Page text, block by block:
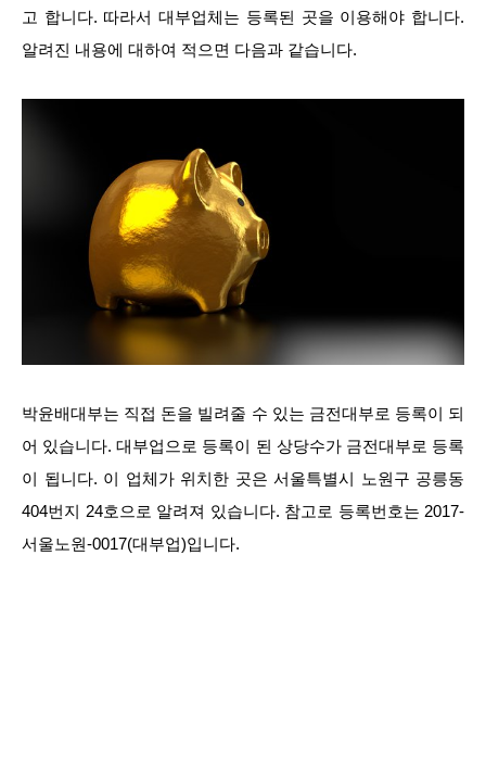
고 합니다. 따라서 대부업체는 등록된 곳을 이용해야 합니다.
알려진 내용에 대하여 적으면 다음과 같습니다.
박윤배대부는 직접 돈을 빌려줄 수 있는 금전대부로 등록이 되
어 있습니다. 대부업으로 등록이 된 상당수가 금전대부로 등록
이 됩니다. 이 업체가 위치한 곳은 서울특별시 노원구 공릉동
404번지 24호으로 알려져 있습니다. 참고로 등록번호는 2017-
서울노원-0017(대부업)입니다.